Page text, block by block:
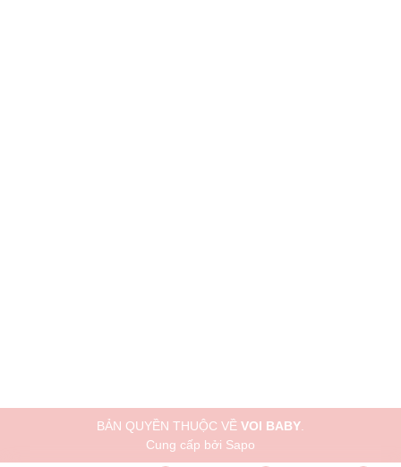
BẢN QUYỀN THUỘC VỀ VOI BABY.
Cung cấp bởi Sapo